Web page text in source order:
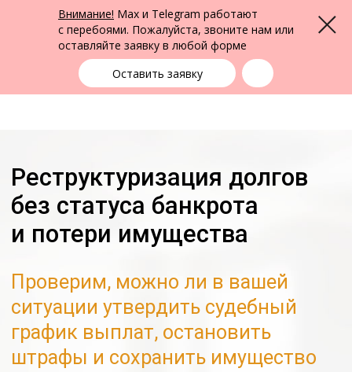
Внимание! Max и Telegram работают
с перебоями. Пожалуйста, звоните нам или
оставляйте заявку в любой форме
Оставить заявку
Меню
Юридическая помощь в Кемерово
ФПК Альтернатива
Кемерово
выбрать город
+7 (3842) 55-83-49
Законный способ погашать
долг по утвержденному
плану
Сохранение имущества при
выполнении условий
и потери имущества
Проверим, можно ли в вашей
ситуации утвердить судебный
график выплат, остановить